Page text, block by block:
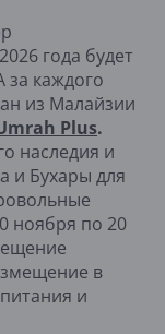
года будет
за каждого
из Малайзии
Plus.
наследия и
и Бухары для
ноября по 20
в
и